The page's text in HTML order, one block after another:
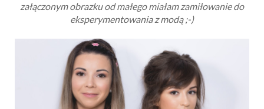
załączonym obrazku od małego miałam zamiłowanie do
eksperymentowania z modą ;-)